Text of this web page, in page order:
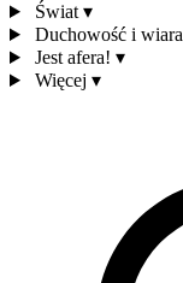
Świat ▾
Duchowość i wiara
Jest afera! ▾
Więcej ▾